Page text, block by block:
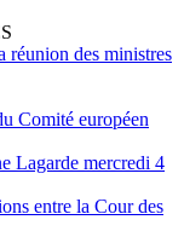
réunion des ministres
Comité européen
Lagarde mercredi 4
entre la Cour des